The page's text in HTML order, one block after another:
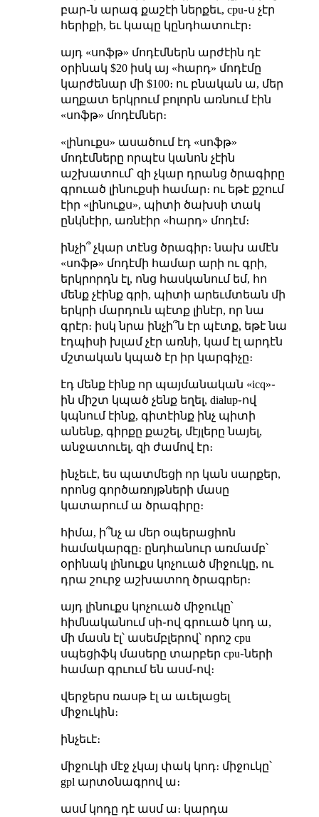
բար֊ն արագ քաշէի ներքեւ, cpu֊ս չէր
հերիքի, եւ կապը կընդհատուէր։
այդ «սոֆթ» մոդէմներն արժէին դէ
օրինակ $20 իսկ այ «հարդ» մոդէմը
կարժենար մի $100։ ու բնական ա, մեր
աղքատ երկրում բոլորն առնում էին
«սոֆթ» մոդէմներ։
«լինուքս» ասածում էդ «սոֆթ»
մոդէմները որպէս կանոն չէին
աշխատում՝ զի չկար դրանց ծրագիրը
գրուած լինուքսի համար։ ու եթէ քշում
էիր «լինուքս», պիտի ծախսի տակ
ընկնէիր, առնէիր «հարդ» մոդէմ։
ինչի՞ չկար տէնց ծրագիր։ նախ ամէն
«սոֆթ» մոդէմի համար արի ու գրի,
երկրորդն էլ, ոնց հասկանում եմ, հո
մենք չէինք գրի, պիտի արեւմտեան մի
երկրի մարդուն պէտք լինէր, որ նա
գրէր։ իսկ նրա ինչի՞ն էր պէտք, եթէ նա
էդպիսի խլամ չէր առնի, կամ էլ արդէն
մշտական կպած էր իր կարգիչը։
էդ մենք էինք որ պայմանական «icq»֊
ին միշտ կպած չենք եղել, dialup֊ով
կպնում էինք, գիտէինք ինչ պիտի
անենք, գիրքը քաշել, մէյլերը նայել,
անջատուել, զի ժամով էր։
ինչեւէ, ես պատմեցի որ կան սարքեր,
որոնց գործառոյթների մասը
կատարում ա ծրագիրը։
հիմա, ի՞նչ ա մեր օպերացիոն
համակարգը։ ընդհանուր առմամբ՝
օրինակ լինուքս կոչուած միջուկը, ու
դրա շուրջ աշխատող ծրագրեր։
այդ լինուքս կոչուած միջուկը՝
հիմնականում սի֊ով գրուած կոդ ա,
մի մասն էլ՝ ասեմբլերով՝ որոշ cpu
սպեցիֆկ մասերը տարբեր cpu֊ների
համար գրւում են ասմ֊ով։
վերջերս ռասթ էլ ա աւելացել
միջուկին։
ինչեւէ։
միջուկի մէջ չկայ փակ կոդ։ միջուկը՝
gpl արտօնագրով ա։
ասմ կոդը դէ ասմ ա։ կարդա